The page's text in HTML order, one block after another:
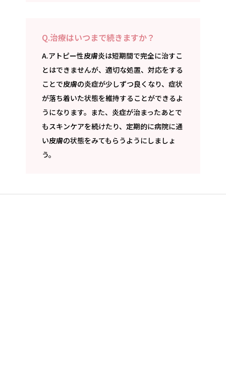
Q.治療はいつまで続きますか？
A.アトピー性皮膚炎は短期間で完全に治すこ
とはできませんが、適切な処置、対応をする
ことで皮膚の炎症が少しずつ良くなり、症状
が落ち着いた状態を維持することができるよ
うになります。また、炎症が治まったあとで
もスキンケアを続けたり、定期的に病院に通
い皮膚の状態をみてもらうようにしましょ
う。